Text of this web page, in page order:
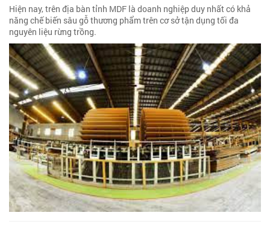
Hiện nay, trên địa bàn tỉnh MDF là doanh nghiệp duy nhất có khả
năng chế biến sâu gỗ thương phẩm trên cơ sở tận dụng tối đa
nguyên liệu rừng trồng.